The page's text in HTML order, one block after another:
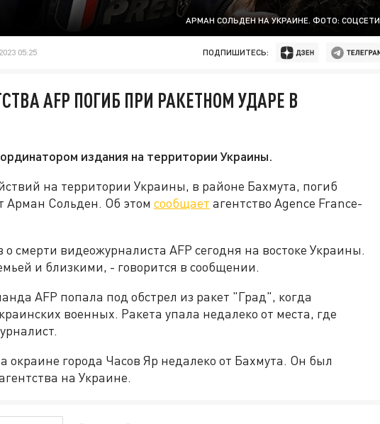
АРМАН СОЛЬДЕН НА УКРАИНЕ. ФОТО: СОЦСЕТИ
05:25 ПОДПИШИТЕСЬ:
AFP ПОГИБ ПРИ РАКЕТНОМ УДАРЕ В
издания на территории Украины.
на территории Украины, в районе Бахмута, погиб
Арман Сольден. Об этом сообщает агентство Agence France-
смерти видеожурналиста AFP сегодня на востоке Украины.
и близкими, - говорится в сообщении.
AFP попала под обстрел из ракет "Град", когда
военных. Ракета упала недалеко от места, где
окраине города Часов Яр недалеко от Бахмута. Он был
на Украине.